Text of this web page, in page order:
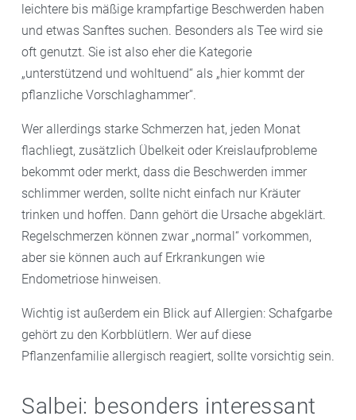
leichtere bis mäßige krampfartige Beschwerden haben
und etwas Sanftes suchen. Besonders als Tee wird sie
oft genutzt. Sie ist also eher die Kategorie
„unterstützend und wohltuend“ als „hier kommt der
pflanzliche Vorschlaghammer“.
Wer allerdings starke Schmerzen hat, jeden Monat
flachliegt, zusätzlich Übelkeit oder Kreislaufprobleme
bekommt oder merkt, dass die Beschwerden immer
schlimmer werden, sollte nicht einfach nur Kräuter
trinken und hoffen. Dann gehört die Ursache abgeklärt.
Regelschmerzen können zwar „normal“ vorkommen,
aber sie können auch auf Erkrankungen wie
Endometriose hinweisen.
Wichtig ist außerdem ein Blick auf Allergien: Schafgarbe
gehört zu den Korbblütlern. Wer auf diese
Pflanzenfamilie allergisch reagiert, sollte vorsichtig sein.
Salbei: besonders interessant